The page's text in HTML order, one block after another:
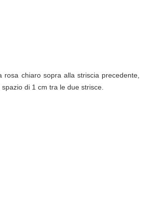
rosa chiaro sopra alla striscia precedente,
di 1 cm tra le due strisce.